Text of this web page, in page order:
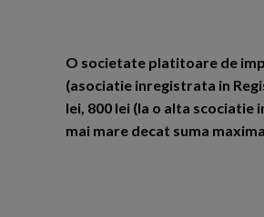
O societate platitoare de
(asociatie inregistrata in
lei, 800 lei (la o alta
mai mare decat suma